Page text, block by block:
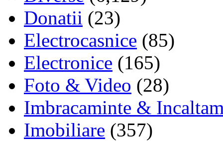
Donatii (23)
Electrocasnice (85)
Electronice (165)
Foto & Video (28)
Imbracaminte &
Imobiliare (357)